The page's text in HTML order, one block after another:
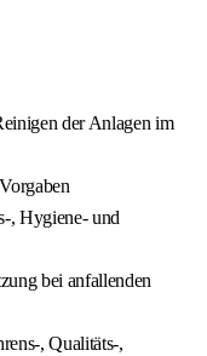
der Anlagen im
, Hygiene- und
bei anfallenden
, Qualitäts-,